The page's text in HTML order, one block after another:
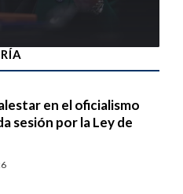
en el oficialismo
sesión por la Ley de